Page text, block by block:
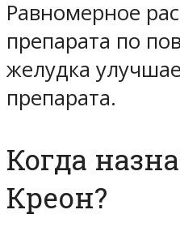
Равномерное
препарата по
желудка
препарата.
Когда
Креон?